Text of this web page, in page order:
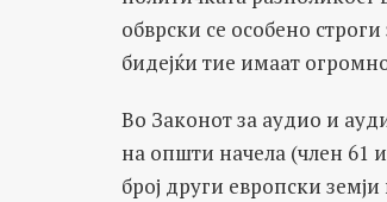
обврски се особено
бидејќи тие имаат
Во Законот за аудио и
на општи начела (член 61
број други европски